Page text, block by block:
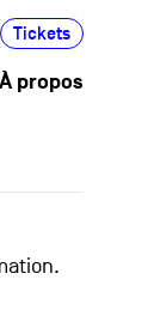
Tickets
À propos